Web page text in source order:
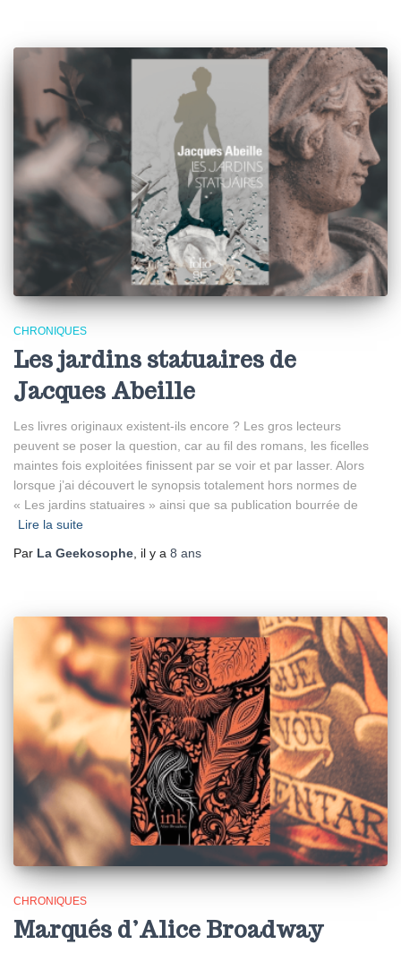
CHRONIQUES
Les jardins statuaires de
Jacques Abeille
Les livres originaux existent-ils encore ? Les gros lecteurs
peuvent se poser la question, car au fil des romans, les ficelles
maintes fois exploitées finissent par se voir et par lasser. Alors
lorsque j’ai découvert le synopsis totalement hors normes de
« Les jardins statuaires » ainsi que sa publication bourrée de
Lire la suite
Par La Geekosophe, il y a 8 ans
CHRONIQUES
Marqués d’Alice Broadway